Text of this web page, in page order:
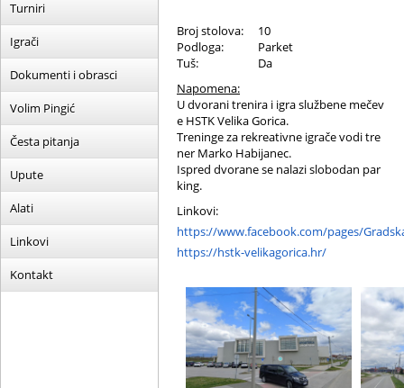
Turniri
Igrači
Dokumenti i obrasci
Volim Pingić
Česta pitanja
Upute
Alati
Linkovi
Kontakt
Broj stolova:
10
Podloga:
Parket
Tuš:
Da
Napomena:
U dvorani trenira i igra službene mečev
e HSTK Velika Gorica.
Treninge za rekreativne igrače vodi tre
ner Marko Habijanec.
Ispred dvorane se nalazi slobodan par
king.
Linkovi:
https://www.facebook.com/pages/
https://hstk-velikagorica.hr/